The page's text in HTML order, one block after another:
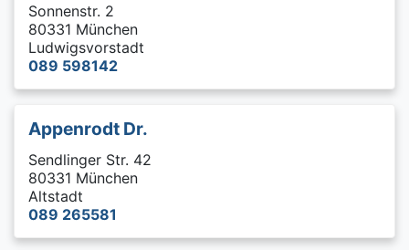
Sonnenstr. 2
80331 München
Ludwigsvorstadt
089 598142
Appenrodt Dr.
Sendlinger Str. 42
80331 München
Altstadt
089 265581